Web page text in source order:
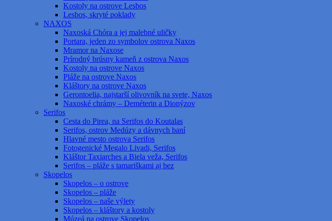
Kostoly na ostrove Lesbos
Lesbos, skryté poklady
NAXOS
Naxoská Chóra a jej malebné uličky
Portara, jeden zo symbolov ostrova Naxos
Mramor na Naxose
Prírodný brúsny kameň z ostrova Naxos
Kostoly na ostrove Naxos
Pláže na ostrove Naxos
Kláštory na ostrove Naxos
Gerontoelia, najstarší olivovník na svete, Naxos
Naxoské chrámy – Deméterin a Dionýzov
Serifos
Cesta do Pirea, na Serifos do Koutalas
Serifos, ostrov Medúzy a dávnych baní
Hlavné mesto ostrova Serifos
Fotogenické Megalo Livadi, Serifos
Kláštor Taxiarches a Biela veža, Serifos
Serifos – pláže s tamariškami aj bez
Skopelos
Skopelos – o ostrove
Skopelos – pláže
Skopelos – naše výlety
Skopelos – kláštory a kostoly
Múzeá na ostrove Skopelos